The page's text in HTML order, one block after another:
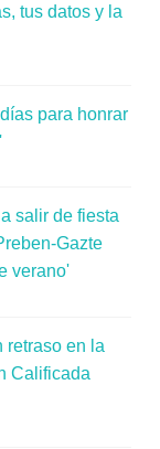
tus datos y la
para honrar
salir de fiesta
Gazte
verano'
retraso en la
Calificada